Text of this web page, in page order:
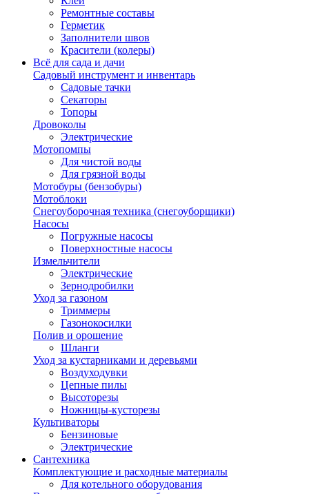
Ремонтные составы
Герметик
Заполнители швов
Красители (колеры)
Всё для сада и дачи
Садовый инструмент и инвентарь
Садовые тачки
Секаторы
Топоры
Дровоколы
Электрические
Мотопомпы
Для чистой воды
Для грязной воды
Мотобуры (бензобуры)
Мотоблоки
Снегоуборочная техника (снегоуборщики)
Насосы
Погружные насосы
Поверхностные насосы
Измельчители
Электрические
Зернодробилки
Уход за газоном
Триммеры
Газонокосилки
Полив и орошение
Шланги
Уход за кустарниками и деревьями
Воздуходувки
Цепные пилы
Высоторезы
Ножницы-кусторезы
Культиваторы
Бензиновые
Электрические
Сантехника
Комплектующие и расходные материалы
Для котельного оборудования